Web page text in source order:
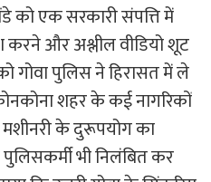
को एक सरकारी संपत्ति में
और अश्लील वीडियो शूट
गोवा पुलिस ने हिरासत में ले
शहर के कई नागरिकों
के दुरूपयोग का
भी निलंबित कर